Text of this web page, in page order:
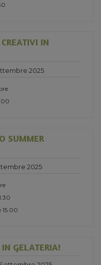
IN
2025
SUMMER
2025
15.00
GELATERIA!